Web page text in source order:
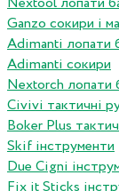
Ganzo сокири і
Adimanti лопати
Adimanti сокири
Nextorch лопати
Сivivi тактичні
Boker Plus
Skif інструменти
Due Cigni